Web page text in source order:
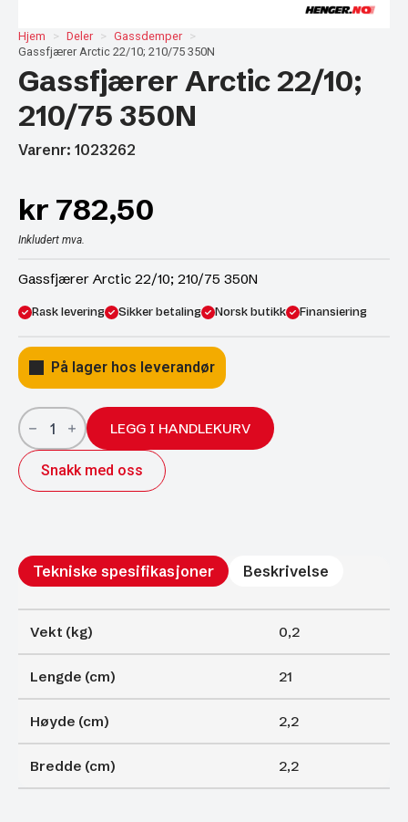
Hjem Deler
Gassdemper
Gassfjærer Arctic 22/10; 210/75 350N
Gassfjærer Arctic 22/10;
210/75 350N
Varenr: 1023262
kr 782,50
Inkludert mva.
Gassfjærer Arctic 22/10; 210/75 350N
Rask levering Sikker betaling Norsk butikk Finansiering
På lager hos leverandør
Gassfjærer
Arctic
22/10;
210/75
350N
antall
LEGG I HANDLEKURV
Snakk med oss
Tekniske spesifikasjoner Beskrivelse
Vekt (kg) 0,2
Lengde (cm) 21
Høyde (cm) 2,2
Bredde (cm) 2,2